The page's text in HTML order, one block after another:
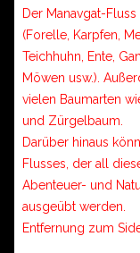
Der Manavgat-
(Forelle, Karpfen,
Teichhuhn, Ente,
Möwen usw.).
vielen Baumarten
und Zürgelbaum.
Darüber hinaus
Flusses, der all
Abenteuer- und
ausgeübt werden.
Entfernung zum